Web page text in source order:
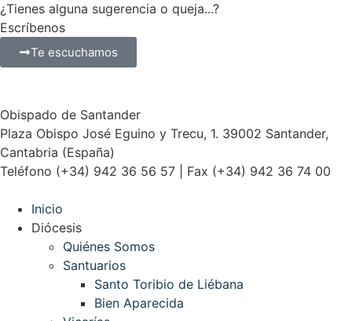
¿Tienes alguna sugerencia o queja...?
Escríbenos
Te escuchamos
Obispado de Santander
Plaza Obispo José Eguino y Trecu, 1. 39002 Santander,
Cantabria (España)
Teléfono (+34) 942 36 56 57 | Fax (+34) 942 36 74 00
Inicio
Diócesis
Quiénes Somos
Santuarios
Santo Toribio de Liébana
Bien Aparecida